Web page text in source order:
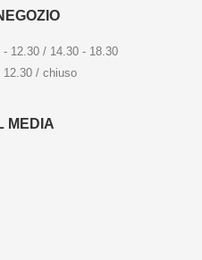
12.30 / 14.30 - 18.30
12.30 / chiuso
MEDIA